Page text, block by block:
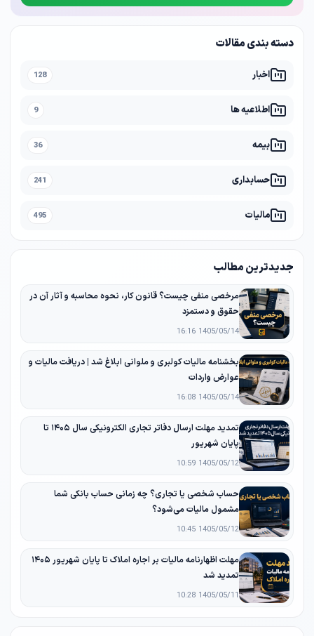
دسته بندی مقالات
اخبار 128
اطلاعیه ها 9
بیمه 36
حسابداری 241
مالیات 495
جدیدترین مطالب
مرخصی منفی چیست؟ قانون کار، نحوه محاسبه و آثار آن در
حقوق و دستمزد
1405/05/14 16:16
بخشنامه مالیات کولبری و ملوانی ابلاغ شد | دریافت مالیات و
عوارض واردات
1405/05/14 16:08
تمدید مهلت ارسال دفاتر تجاری الکترونیکی سال ۱۴۰۵ تا
پایان شهریور
1405/05/12 10:59
حساب شخصی یا تجاری؟ چه زمانی حساب بانکی شما
مشمول مالیات می‌شود؟
1405/05/12 10:45
مهلت اظهارنامه مالیات بر اجاره املاک تا پایان شهریور ۱۴۰۵
تمدید شد
1405/05/11 10:28